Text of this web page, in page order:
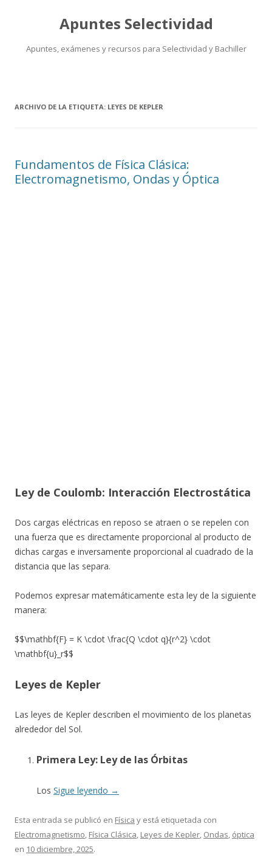
Apuntes Selectividad
Apuntes, exámenes y recursos para Selectividad y Bachiller
ARCHIVO DE LA ETIQUETA: LEYES DE KEPLER
Fundamentos de Física Clásica:
Electromagnetismo, Ondas y Óptica
Ley de Coulomb: Interacción Electrostática
Dos cargas eléctricas en reposo se atraen o se repelen con
una fuerza que es directamente proporcional al producto de
dichas cargas e inversamente proporcional al cuadrado de la
distancia que las separa.
Podemos expresar matemáticamente esta ley de la siguiente
manera:
$$\mathbf{F} = K \cdot \frac{Q \cdot q}{r^2} \cdot
\mathbf{u}_r$$
Leyes de Kepler
Las leyes de Kepler describen el movimiento de los planetas
alrededor del Sol.
Primera Ley: Ley de las Órbitas
Los Sigue leyendo →
Esta entrada se publicó en Física y está etiquetada con
Electromagnetismo, Física Clásica, Leyes de Kepler, Ondas, óptica
en 10 diciembre, 2025.